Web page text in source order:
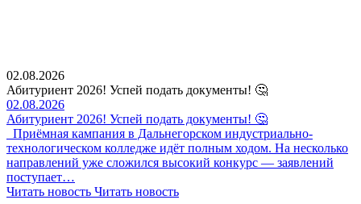
02.08.2026
Абитуриент 2026! Успей подать документы! 🤔
02.08.2026
Абитуриент 2026! Успей подать документы! 🤔
Приёмная кампания в Дальнегорском индустриально-
технологическом колледже идёт полным ходом. На несколько
направлений уже сложился высокий конкурс — заявлений
поступает…
Читать новость Читать новость